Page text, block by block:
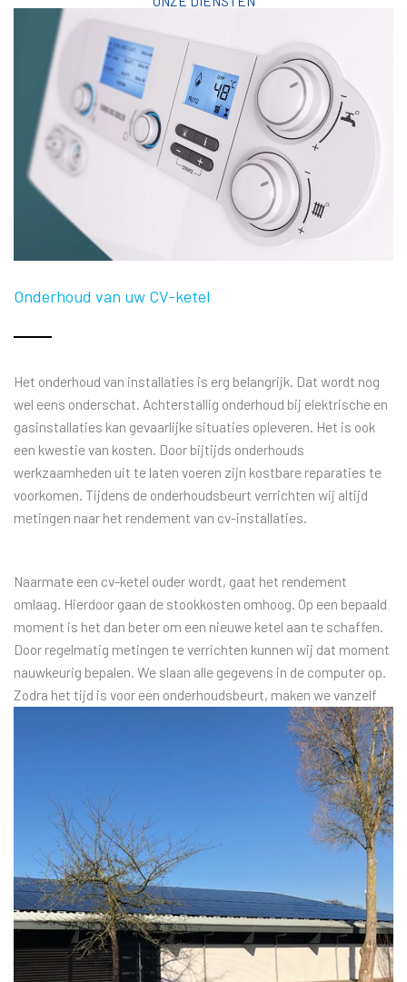
Onderhoud van uw CV-ketel
Het onderhoud van installaties is erg belangrijk. Dat wordt nog
wel eens onderschat. Achterstallig onderhoud bij elektrische en
gasinstallaties kan gevaarlijke situaties opleveren. Het is ook
een kwestie van kosten. Door bijtijds onderhouds
werkzaamheden uit te laten voeren zijn kostbare reparaties te
voorkomen. Tijdens de onderhoudsbeurt verrichten wij altijd
metingen naar het rendement van cv-installaties.
Naarmate een cv-ketel ouder wordt, gaat het rendement
omlaag. Hierdoor gaan de stookkosten omhoog. Op een bepaald
moment is het dan beter om een nieuwe ketel aan te schaffen.
Door regelmatig metingen te verrichten kunnen wij dat moment
nauwkeurig bepalen. We slaan alle gegevens in de computer op.
Zodra het tijd is voor een onderhoudsbeurt, maken we vanzelf